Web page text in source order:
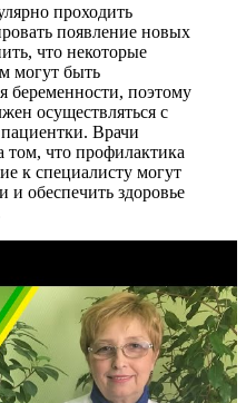
проходить
появление новых
что некоторые
могут быть
беременности, поэтому
осуществляться с
Врачи
что профилактика
к специалисту могут
и обеспечить здоровье